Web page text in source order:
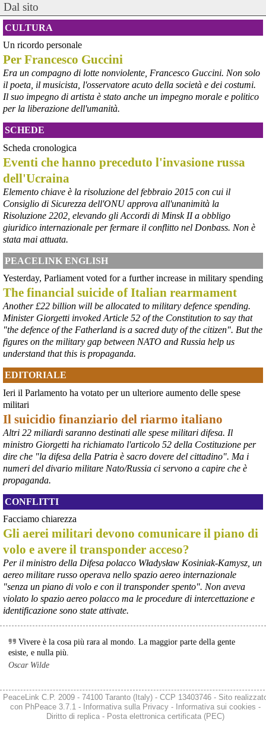
cronachetarantine.it/index.php
il Governo ha manifestato l’intenzione di predisporre un
provvedimento straordinario per attenuare le conseguenze
economiche e sociali della prevista fermata dell’area a caldo e ha
chiesto alle rappresentanze del territorio di formulare proposte
concrete per definirne i contenuti. Casartigiani valuta positivamente
questa disponibilità.
#
ILVA Taranto
@peacelink
6/8/2026 21:36
giornalerossoblu.it/ex-ilva-sc
Nel tavolo convocato al Ministero delle Imprese e del Made in Italy,
il Governo ha annunciato l’intenzione di predisporre un
provvedimento straordinario per attenuare le conseguenze
economiche e sociali dello stop dell’area a caldo, invitando le
rappresentanze del territorio a presentare proposte operative.
#ILVA #Taranto
@peacelink - 6/8/2026 21:35
Ultimi cento milioni di euro per l’ex Ilva, poi non saranno più
possibili nuovi aiuti di Stato. Lo ha confermato il ministro Adolfo
Urso durante l’incontro al Mimit con le imprese dell’indotto: la
tranche conclusiva del prestito autorizzato dall’Unione europea
dovrà essere erogata entro il 9 agosto e restituita dal futuro
acquirente.
Fonte: Studio100
#ILVA
@peacelink - 6/8/2026 21:08
Il governatore di Puglia Decaro esce dal vertice al Mimit più
preoccupato di come era entrato, lamentando l’assenza di certezze
sulla procedura di gara e ribadendo la necessità di un ruolo diretto
dello Stato.
Anche il sindaco di Taranto, Bitetti, chiede un piano industriale
chiaro, garanzie sulla salute e strumenti di tutela per i lavoratori
dell’area a freddo. La Provincia parla di un tavolo “senza decisioni”.
Fonte: Cronache Tarantine
#ILVA
@peacelink
Il ministro ha ribadito che il Governo applicherà la sentenza, ma
agirà per evitare quella che i sindacati definiscono una “bomba
sociale”, tutelando i lavoratori dell’Ilva e dell’indotto e garantendo la
continuità produttiva degli stabilimenti a valle.
Dal sito
CULTURA
Un ricordo personale
Per Francesco Guccini
Era un compagno di lotte nonviolente, Francesco Guccini. Non solo
il poeta, il musicista, l'osservatore acuto della società e dei costumi.
Il suo impegno di artista è stato anche un impegno morale e politico
per la liberazione dell'umanità.
SCHEDE
Scheda cronologica
Eventi che hanno preceduto l'invasione russa
dell'Ucraina
Elemento chiave è la risoluzione del febbraio 2015 con cui il
Consiglio di Sicurezza dell'ONU approva all'unanimità la
Risoluzione 2202, elevando gli Accordi di Minsk II a obbligo
giuridico internazionale per fermare il conflitto nel Donbass. Non è
stata mai attuata.
PEACELINK ENGLISH
Yesterday, Parliament voted for a further increase in military spending
The financial suicide of Italian rearmament
Another £22 billion will be allocated to military defence spending.
Minister Giorgetti invoked Article 52 of the Constitution to say that
"the defence of the Fatherland is a sacred duty of the citizen". But the
figures on the military gap between NATO and Russia help us
understand that this is propaganda.
EDITORIALE
Ieri il Parlamento ha votato per un ulteriore aumento delle spese
militari
Il suicidio finanziario del riarmo italiano
Altri 22 miliardi saranno destinati alle spese militari difesa. Il
ministro Giorgetti ha richiamato l'articolo 52 della Costituzione per
dire che "la difesa della Patria è sacro dovere del cittadino". Ma i
numeri del divario militare Nato/Russia ci servono a capire che è
propaganda.
CONFLITTI
Facciamo chiarezza
Gli aerei militari devono comunicare il piano di
volo e avere il transponder acceso?
Per il ministro della Difesa polacco Władysław Kosiniak-Kamysz, un
aereo militare russo operava nello spazio aereo internazionale
"senza un piano di volo e con il transponder spento". Non aveva
violato lo spazio aereo polacco ma le procedure di intercettazione e
identificazione sono state attivate.
Vivere è la cosa più rara al mondo. La maggior parte della gente
esiste, e nulla più.
Oscar Wilde
PeaceLink C.P. 2009 - 74100 Taranto (Italy) - CCP 13403746 - Sito
con PhPeace 3.7.1- Informativa sulla Privacy- Informativa sui cookies -
Diritto di replica- Posta elettronica certificata (PEC)